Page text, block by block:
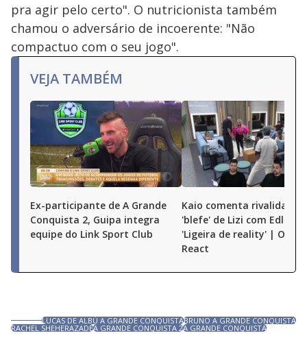
pra agir pelo certo". O nutricionista também
chamou o adversário de incoerente: "Não
compactuo com o seu jogo".
VEJA TAMBÉM
Ex-participante de A Grande
Conquista 2, Guipa integra
equipe do Link Sport Club
Kaio comenta rivalidade e
'blefe' de Lizi com Edlaine:
'Ligeira de reality' | O
React
LUCAS DE ALBÚ A GRANDE CONQUISTABRUNO A GRANDE CONQUISTA
RACHEL SHEHERAZADEA GRANDE CONQUISTA 2A GRANDE CONQUISTA